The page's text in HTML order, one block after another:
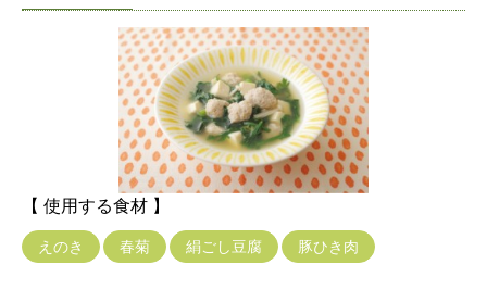
【 使用する食材 】
えのき 春菊 絹ごし豆腐 豚ひき肉